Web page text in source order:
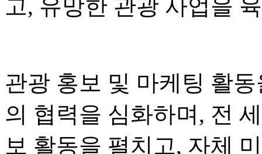
고, 유망한 관광 사업을
관광 홍보 및 마케팅 활
의 협력을 심화하며, 전
보 활동을 펼치고, 자체